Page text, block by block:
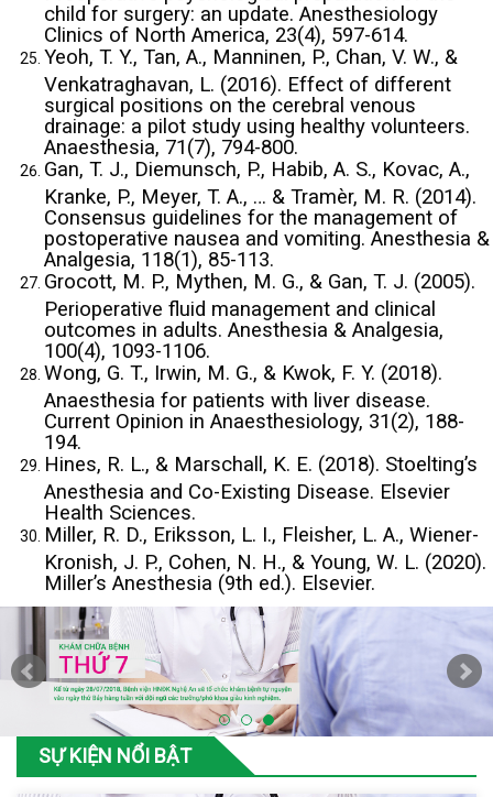
child for surgery: an update. Anesthesiology
Clinics of North America, 23(4), 597-614.
Yeoh, T. Y., Tan, A., Manninen, P., Chan, V. W., &
Venkatraghavan, L. (2016). Effect of different
surgical positions on the cerebral venous
drainage: a pilot study using healthy volunteers.
Anaesthesia, 71(7), 794-800.
Gan, T. J., Diemunsch, P., Habib, A. S., Kovac, A.,
Kranke, P., Meyer, T. A., … & Tramèr, M. R. (2014).
Consensus guidelines for the management of
postoperative nausea and vomiting. Anesthesia &
Analgesia, 118(1), 85-113.
Grocott, M. P., Mythen, M. G., & Gan, T. J. (2005).
Perioperative fluid management and clinical
outcomes in adults. Anesthesia & Analgesia,
100(4), 1093-1106.
Wong, G. T., Irwin, M. G., & Kwok, F. Y. (2018).
Anaesthesia for patients with liver disease.
Current Opinion in Anaesthesiology, 31(2), 188-
194.
Hines, R. L., & Marschall, K. E. (2018). Stoelting’s
Anesthesia and Co-Existing Disease. Elsevier
Health Sciences.
Miller, R. D., Eriksson, L. I., Fleisher, L. A., Wiener-
Kronish, J. P., Cohen, N. H., & Young, W. L. (2020).
Miller’s Anesthesia (9th ed.). Elsevier.
SỰ KIỆN NỔI BẬT